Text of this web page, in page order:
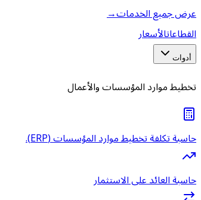
عرض جميع الخدمات→
القطاعاتالأسعار
أدوات
تخطيط موارد المؤسسات والأعمال
حاسبة تكلفة تخطيط موارد المؤسسات (ERP).
حاسبة العائد على الاستثمار